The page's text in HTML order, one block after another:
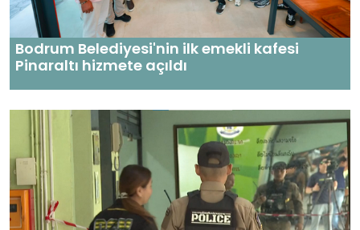
Bodrum Belediyesi'nin ilk emekli kafesi
Pinaraltı hizmete açıldı